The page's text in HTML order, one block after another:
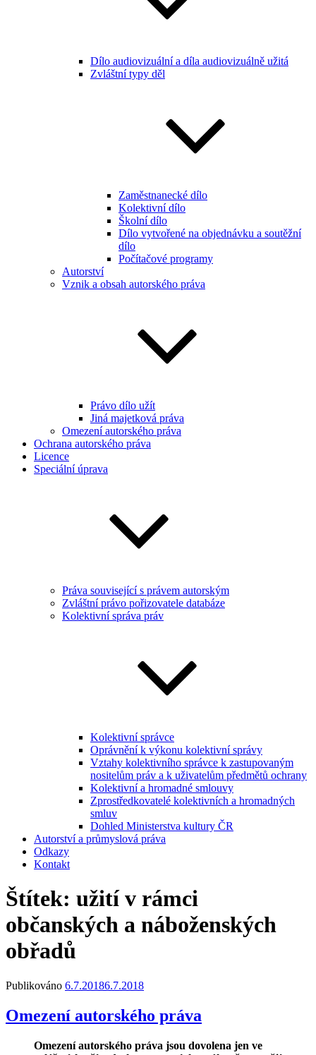
Dílo audiovizuální a díla audiovizuálně užitá
Zvláštní typy děl
Zaměstnanecké dílo
Kolektivní dílo
Školní dílo
Dílo vytvořené na objednávku a soutěžní
dílo
Počítačové programy
Autorství
Vznik a obsah autorského práva
Právo dílo užít
Jiná majetková práva
Omezení autorského práva
Ochrana autorského práva
Licence
Speciální úprava
Práva související s právem autorským
Zvláštní právo pořizovatele databáze
Kolektivní správa práv
Kolektivní správce
Oprávnění k výkonu kolektivní správy
Vztahy kolektivního správce k zastupovaným
nositelům práv a k uživatelům předmětů ochrany
Kolektivní a hromadné smlouvy
Zprostředkovatelé kolektivních a hromadných
smluv
Dohled Ministerstva kultury ČR
Autorství a průmyslová práva
Odkazy
Kontakt
Štítek: užití v rámci
občanských a náboženských
obřadů
Publikováno 6.7.20186.7.2018
Omezení autorského práva
Omezení autorského práva jsou dovolena jen ve